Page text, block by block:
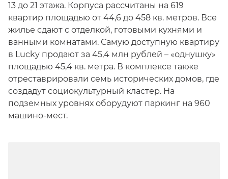
13 до 21 этажа. Корпуса рассчитаны на 619
квартир площадью от 44,6 до 458 кв. метров. Все
жилье сдают с отделкой, готовыми кухнями и
ванными комнатами. Самую доступную квартиру
в Lucky продают за 45,4 млн рублей – «однушку»
площадью 45,4 кв. метра. В комплексе также
отреставрировали семь исторических домов, где
создадут социокультурный кластер. На
подземных уровнях оборудуют паркинг на 960
машино-мест.